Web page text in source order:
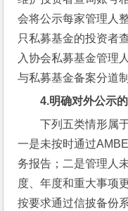
会将公示每家管理人
只私募基金的投资者
入协会私募基金管理
与私募基金备案分道
4.明确对外公示
下列五类情形属
一是未按时通过
务报告；二是管理人
度、年度和重大事项
按要求通过信披备份